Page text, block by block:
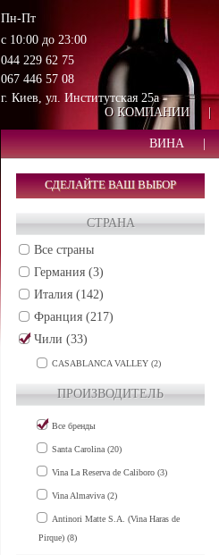
Пн-Пт
с 10:00 до 23:00
044 229 62 75
067 446 57 08
г. Киев, ул. Институтская 25а
О КОМПАНИИ
|
ВИНА
СДЕЛАЙТЕ ВАШ ВЫБОР
СТРАНА
Все страны
Германия (3)
Италия (142)
Франция (217)
Чили (33)
CASABLANCA VALLEY (2)
MAIPO VALLEY (12)
MAULE VALLEY (3)
ПРОИЗВОДИТЕЛЬ
Все бренды
Santa Carolina (20)
Vina La Reserva de Caliboro (3)
Vina Almaviva (2)
Antinori Matte S.A. (Vina Haras de
Pirque) (8)